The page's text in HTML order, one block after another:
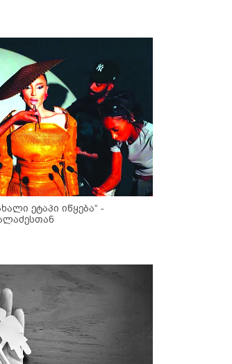
ეტაპი იწყება“ -